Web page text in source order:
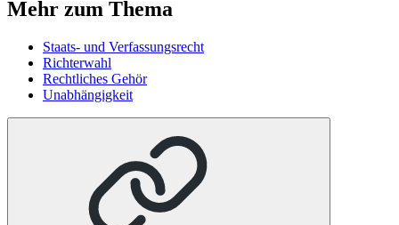
Mehr zum Thema
Staats- und Verfassungsrecht
Richterwahl
Rechtliches Gehör
Unabhängigkeit